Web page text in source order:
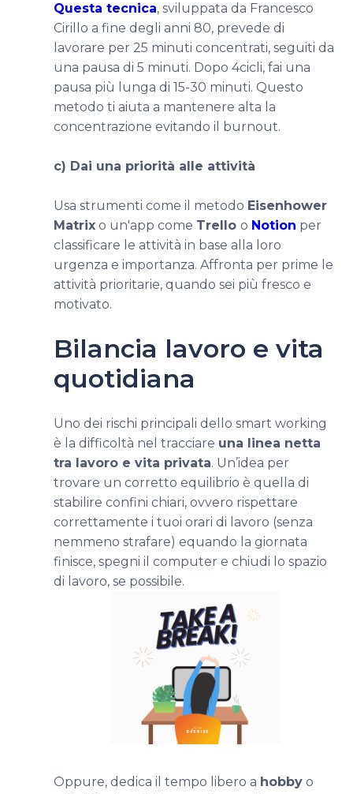
Questa tecnica, sviluppata da Francesco
Cirillo a fine degli anni 80, prevede di
lavorare per 25 minuti concentrati, seguiti da
una pausa di 5 minuti. Dopo 4cicli, fai una
pausa più lunga di 15-30 minuti. Questo
metodo ti aiuta a mantenere alta la
concentrazione evitando il burnout.
c) Dai una priorità alle attività
Usa strumenti come il metodo Eisenhower
Matrix o un'app come Trello o Notion per
classificare le attività in base alla loro
urgenza e importanza. Affronta per prime le
attività prioritarie, quando sei più fresco e
motivato.
Bilancia lavoro e vita
quotidiana
Uno dei rischi principali dello smart working
è la difficoltà nel tracciare una linea netta
tra lavoro e vita privata. Un’idea per
trovare un corretto equilibrio è quella di
stabilire confini chiari, ovvero rispettare
correttamente i tuoi orari di lavoro (senza
nemmeno strafare) equando la giornata
finisce, spegni il computer e chiudi lo spazio
di lavoro, se possibile.
Oppure, dedica il tempo libero a hobby o